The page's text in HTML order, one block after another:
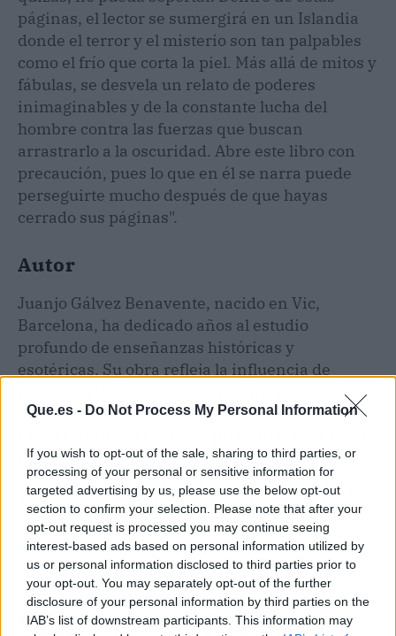
Que.es - Do Not Process My Personal Information
If you wish to opt-out of the sale, sharing to third parties, or
processing of your personal or sensitive information for
targeted advertising by us, please use the below opt-out
section to confirm your selection. Please note that after your
opt-out request is processed you may continue seeing
interest-based ads based on personal information utilized by
us or personal information disclosed to third parties prior to
your opt-out. You may separately opt-out of the further
disclosure of your personal information by third parties on the
IAB’s list of downstream participants. This information may
páginas, el lector se sumergirá en un Islandia
donde el terror y el misterio son tan palpables
como el frío que corta la piel. Más allá de mitos y
fábulas, se desvela un relato de poderes
inimaginables y de la constante lucha del
hombre contra las fuerzas que buscan
arrastrarlo a la oscuridad. Abre este libro con
precaución, pues lo que en él se narra puede
perseguirte mucho después de que hayas
cerrado sus páginas".
Autor
Juanjo Gálvez Benavente, nacido en Vic,
Barcelona, ha dedicado años al estudio
profundo de enseñanzas históricas y
esotéricas. Su obra refleja la influencia de
mentes brillantes como Carl Jung, los enigmas
esotéricos de Papus, la rigurosidad histórica de
de autores como Mircea Eliade y Joseph
Campbell. ConAstrid: La Estrella del Norte
Juanjo ofrece una fusión de historia, misterio y
tradición, reviviendo la esencia de antiguas
leyendas en cada página.
Artículo anterior
Consumer engagement
Artículo siguiente
LapsoWork, el software